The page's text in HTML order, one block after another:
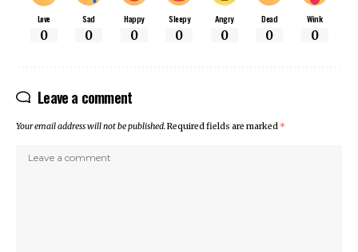
Love
0
Sad
0
Happy
0
Sleepy
0
Angry
0
Dead
0
Wink
0
Leave a comment
Your email address will not be published.Required fields are marked *